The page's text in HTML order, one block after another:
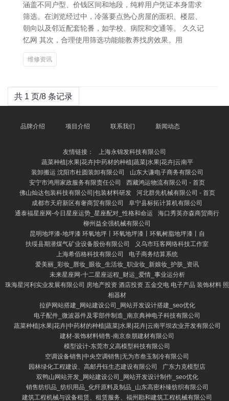
涵盖不同户型、价钱区间和地段，纯粹用户凭证本身需求
筛选。在浏览经过中，冷落要点热心房屋的面积、楼层、
朝向以及邻近配套轮番，如学校、病院和交通等。 久久记
忆网 其次，合理使用筛选功能能教养找房效果。用
维修资讯
共 1 页/8 条记录
品牌介绍 项目介绍 联系我们 新闻动态
友情链接：
上海永锦发科技有限公司
蔬菜种植|水果|花卉|中药材的种植|蔬菜|水果|花卉|云南平
装卸搬运 沈阳市杜圆装卸有限公司
山东大谦电子商务有限公司
安宁市鸿用家政服务有限责任公司
西藏鸿运物流有限公司 - 首页
佛山灿达包装科技有限公司|包装材料研发
河北群先机械有限公司 - 首页
成都市天府新区有奢商贸有限公司
阜宁县标拓计算机有限公司
通泰福星座网-今日星座运势_星座配对_性格和命运
海口秀英亦森商贸商行
柳州益全强机械有限公司
昆明地坪漆-地坪漆 环氧地坪丨环氧地坪漆丨环氧树脂地坪漆丨自
扶绥县期潜煤气矿业设备股份有限公司
义乌市珏客网络科技工作室
上海希佰格科技有限公司
电子商务结算系统
爱美丽_彩妆_唇妆_眼妆_生活妆_职业妆_新娘妆_护肤_资讯
未来星座网-十二星座运程_财运_爱情_事业运分析
珠海星河利实业发展有限公司 房地产投资 酒店投资 五金交电 电子产品 装饰材料 照
相器材
拉萨网站搭建_网站建设公司_网站开发设计搭建_seo优化
电子配件_微波器件及零部件制造_南京典神电子科技有限公司
蔬菜种植|水果|花卉|中药材的种植|蔬菜|水果|花卉|云南平坝农业开发有限公司
建材-装饰材料销售-南京奈朋建材有限公司
模型设计-东莞市义高模型科技有限公司
空调设备销售|中央空调销售|无为市叁玉制冷有限公司
园林绿化工程建设、高邮丹钰生态建设有限公司
广东力克模型店
双鸭山网站开发_网站建设公司_网站开发设计制作_seo优化
销售纺织品_纺织用品_化纤原料及制品_山东高密朴臻纺织有限公司
建筑工程机械与设备租赁、租赁服务、福州勘和建筑工程机械有限公司